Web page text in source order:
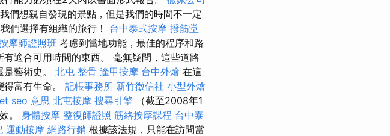
們想親自發現的景點，但是我們的時間不一定
們選擇有組織的旅行！ 台中泰式按摩 撥筋堂
摩師證照班 考慮到當地功能，最佳的程序和路
適合可用時間的東西。 毫無疑問，這些道路
藝術史。 北屯 整骨 逢甲按摩 台中外燴 在這
富有生命。 記帳事務所 新竹徵信社 小型外燴
seo 意思 北屯按摩 搜尋引擎 （截至2008年1
。 身體按摩 整復師證照 筋絡按摩課程 台中泰
運動按摩 網路行銷 根據該法規，只能在訪問當